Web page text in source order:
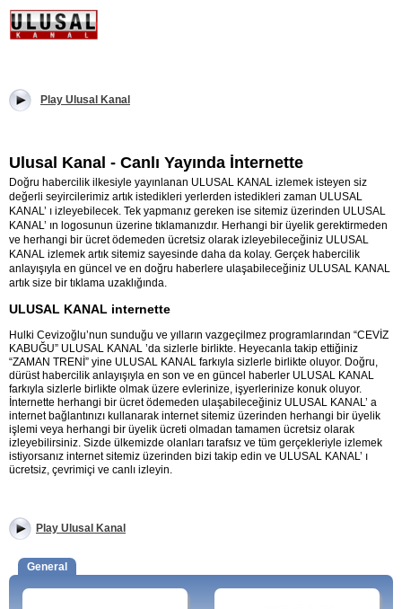
Play Ulusal Kanal
Ulusal Kanal - Canlı Yayında İnternette
Doğru habercilik ilkesiyle yayınlanan ULUSAL KANAL izlemek isteyen siz
değerli seyircilerimiz artık istedikleri yerlerden istedikleri zaman ULUSAL
KANAL’ ı izleyebilecek. Tek yapmanız gereken ise sitemiz üzerinden ULUSAL
KANAL’ ın logosunun üzerine tıklamanızdır. Herhangi bir üyelik gerektirmeden
ve herhangi bir ücret ödemeden ücretsiz olarak izleyebileceğiniz ULUSAL
KANAL izlemek artık sitemiz sayesinde daha da kolay. Gerçek habercilik
anlayışıyla en güncel ve en doğru haberlere ulaşabileceğiniz ULUSAL KANAL
artık size bir tıklama uzaklığında.
ULUSAL KANAL internette
Hulki Cevizoğlu’nun sunduğu ve yılların vazgeçilmez programlarından “CEVİZ
KABUĞU” ULUSAL KANAL ’da sizlerle birlikte. Heyecanla takip ettiğiniz
“ZAMAN TRENİ” yine ULUSAL KANAL farkıyla sizlerle birlikte oluyor. Doğru,
dürüst habercilik anlayışıyla en son ve en güncel haberler ULUSAL KANAL
farkıyla sizlerle birlikte olmak üzere evlerinize, işyerlerinize konuk oluyor.
İnternette herhangi bir ücret ödemeden ulaşabileceğiniz ULUSAL KANAL’ a
internet bağlantınızı kullanarak internet sitemiz üzerinden herhangi bir üyelik
işlemi veya herhangi bir üyelik ücreti olmadan tamamen ücretsiz olarak
izleyebilirsiniz. Sizde ülkemizde olanları tarafsız ve tüm gerçekleriyle izlemek
istiyorsanız internet sitemiz üzerinden bizi takip edin ve ULUSAL KANAL’ ı
ücretsiz, çevrimiçi ve canlı izleyin.
Play Ulusal Kanal
General